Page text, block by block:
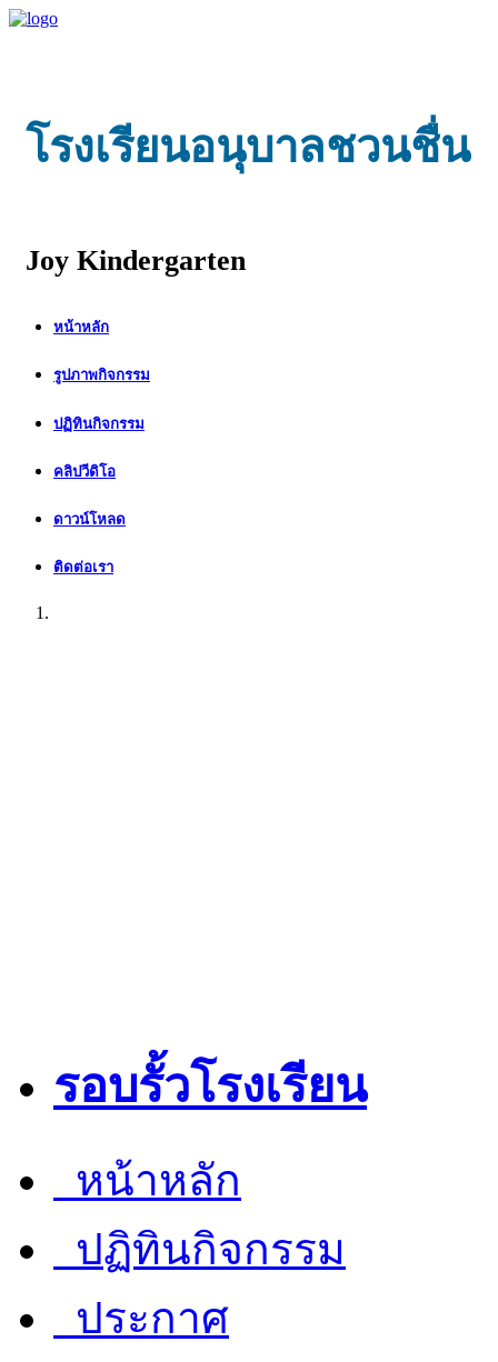
โรงเรียนอนุบาลชวนชื่น
Joy Kindergarten
หน้าหลัก
รูปภาพกิจกรรม
ปฏิทินกิจกรรม
คลิปวีดิโอ
ดาวน์โหลด
ติดต่อเรา
รอบรั้วโรงเรียน
หน้าหลัก
ปฏิทินกิจกรรม
ประกาศ